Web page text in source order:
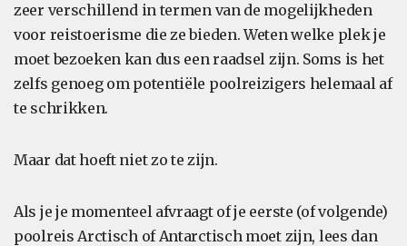
zeer verschillend in termen van de mogelijkheden
voor reistoerisme die ze bieden. Weten welke plek je
moet bezoeken kan dus een raadsel zijn. Soms is het
zelfs genoeg om potentiële poolreizigers helemaal af
te schrikken.
Maar dat hoeft niet zo te zijn.
Als je je momenteel afvraagt of je eerste (of volgende)
poolreis Arctisch of Antarctisch moet zijn, lees dan